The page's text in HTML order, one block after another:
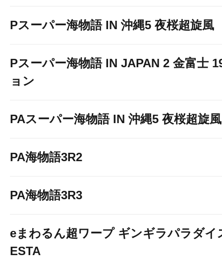
Pスーパー海物語 IN 沖縄5 夜桜超旋風
Pスーパー海物語 IN JAPAN 2 金富士
ョン
PAスーパー海物語 IN 沖縄5 夜桜超旋
PA海物語3R2
PA海物語3R3
eまわるん超ワープ ギンギラパラダイ
ESTA